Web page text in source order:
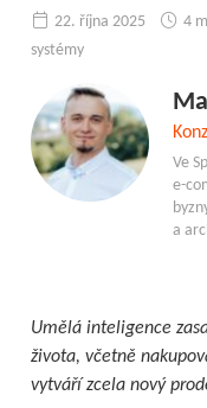
22. října 2025 4
systémy
Ve
e-
a
Umělá inteligence
života, včetně
vytváří zcela nový